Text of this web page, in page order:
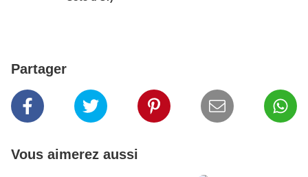
Partager
Vous aimerez aussi